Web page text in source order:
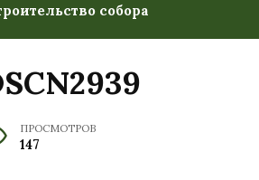
собора
ПРОСМОТРОВ
147